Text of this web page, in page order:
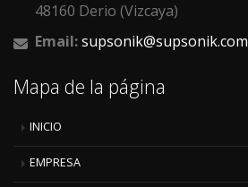
48160 Derio (Vizcaya)
Email:supsonik@supsonik.com
Mapa de la página
INICIO
EMPRESA